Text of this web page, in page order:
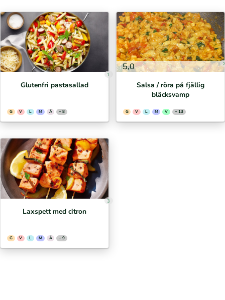
1
Glutenfri pastasallad
G V L M Ä + 8
5,0
Salsa / röra på fjällig
bläcksvamp
G V L M V + 13
3
Laxspett med citron
G V L M Ä + 9